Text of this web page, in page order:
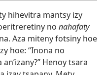
hihevitra mantsy izy
no nahafaty
Aza miteny fotsiny hoe
hoe: “Inona no
Henoy tsara